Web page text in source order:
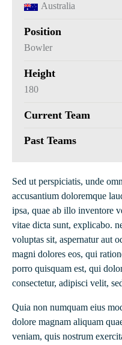
Australia
Position
Bowler
Height
180
Current Team
Past Teams
Sed ut perspiciatis, unde
accusantium doloremque
ipsa, quae ab illo inventore
vitae dicta sunt, explicabo.
voluptas sit, aspernatur aut
magni dolores eos, qui
porro quisquam est, qui
consectetur, adipisci velit,
Quia non numquam eius
dolore magnam aliquam
veniam, quis nostrum